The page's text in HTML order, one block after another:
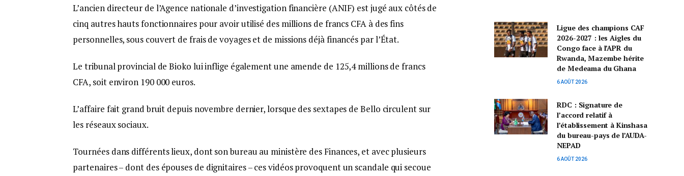
L’ancien directeur de l’Agence nationale d’investigation financière (ANIF) est jugé aux côtés de
cinq autres hauts fonctionnaires pour avoir utilisé des millions de francs CFA à des fins
personnelles, sous couvert de frais de voyages et de missions déjà financés par l’État.
Le tribunal provincial de Bioko lui inflige également une amende de 125,4 millions de francs
CFA, soit environ 190 000 euros.
L’affaire fait grand bruit depuis novembre dernier, lorsque des sextapes de Bello circulent sur
les réseaux sociaux.
Tournées dans différents lieux, dont son bureau au ministère des Finances, et avec plusieurs
partenaires – dont des épouses de dignitaires – ces vidéos provoquent un scandale qui secoue
Ligue des champions CAF
2026-2027 : les Aigles du
Congo face à l’APR du
Rwanda, Mazembe hérite
de Medeama du Ghana
6 AOÛT 2026
RDC : Signature de
l’accord relatif à
l’établissement à Kinshasa
du bureau-pays de l’AUDA-
NEPAD
6 AOÛT 2026